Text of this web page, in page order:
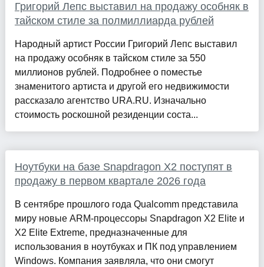
Григорий Лепс выставил на продажу особняк в
тайском стиле за полмиллиарда рублей
Народный артист России Григорий Лепс выставил
на продажу особняк в тайском стиле за 550
миллионов рублей. Подробнее о поместье
знаменитого артиста и другой его недвижимости
рассказало агентство URA.RU. Изначально
стоимость роскошной резиденции соста...
Ноутбуки на базе Snapdragon X2 поступят в
продажу в первом квартале 2026 года
В сентябре прошлого года Qualcomm представила
миру новые ARM-процессоры Snapdragon X2 Elite и
X2 Elite Extreme, предназначенные для
использования в ноутбуках и ПК под управлением
Windows. Компания заявляла, что они смогут